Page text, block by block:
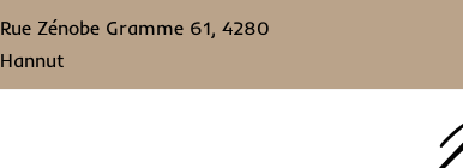
Rue Zénobe Gramme 61, 4280
Hannut